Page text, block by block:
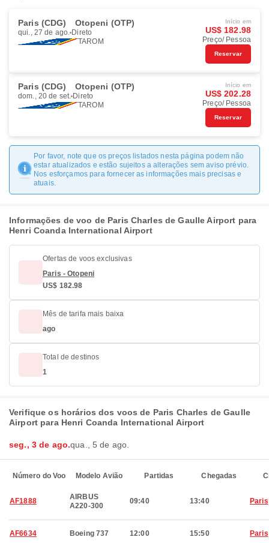
Paris (CDG) Otopeni (OTP)
qui., 27 de ago. Direto
TAROM
Início em
US$ 182.98
Preço/ Pessoa
Reservar
Paris (CDG) Otopeni (OTP)
dom., 20 de set. Direto
TAROM
Início em
US$ 202.28
Preço/ Pessoa
Reservar
Por favor, note que os preços listados nesta página podem não
estar atualizados e estão sujeitos a alterações sem aviso prévio.
Nos esforçamos para fornecer as informações mais precisas e
atuais.
Informações de voo de Paris Charles de Gaulle Airport para
Henri Coanda International Airport
Ofertas de voos exclusivas
Paris - Otopeni
US$ 182.98
Mês de tarifa mais baixa
ago
Total de destinos
1
Verifique os horários dos voos de Paris Charles de Gaulle
Airport para Henri Coanda International Airport
seg., 3 de ago.qua., 5 de ago.
Número do Voo Modelo Avião Partidas Chegadas
AF1888
AIRBUS
A220-300
09:40 13:40 Paris
AF6634 Boeing 737 12:00 15:50 Paris